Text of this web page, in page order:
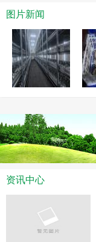
图片新闻
资讯中心